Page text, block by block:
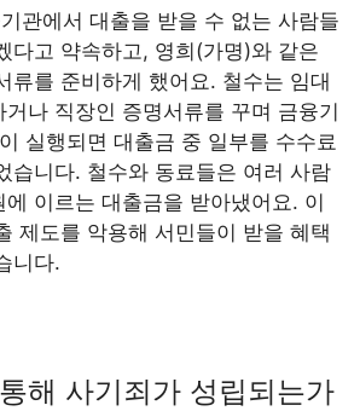
관에서 대출을 받을 수 없는 사람들
다고 약속하고, 영희(가명)와 같은
류를 준비하게 했어요. 철수는 임대
나 직장인 증명서류를 꾸며 금융기
실행되면 대출금 중 일부를 수수료
습니다. 철수와 동료들은 여러 사람
이르는 대출금을 받아냈어요. 이
제도를 악용해 서민들이 받을 혜택
니다.
해 사기죄가 성립되는가